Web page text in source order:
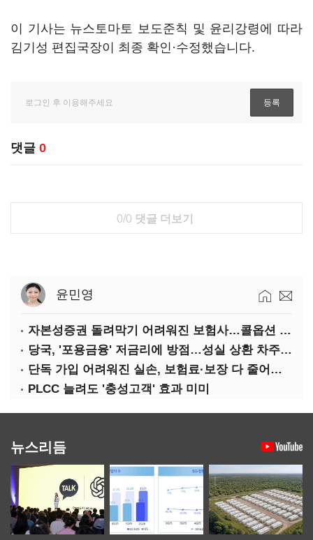
이 기사는 뉴스토마토 보도준칙 및 윤리강령에 따라
김기성 편집국장이 최종 확인·수정했습니다.
댓글 0
0/0 댓글 더보기
윤민영
자본성증권 돌려막기 어려워진 보험사…콜옵션 부담 급증
당국, '포용금융' 저금리에 방점…성실 상환 차주는 '역차별'
단독 가입 어려워진 실손, 보험료·보장 다 줄어든 5세대는?
PLCC 늘려도 '충성고객' 효과 미미
뉴스리듬